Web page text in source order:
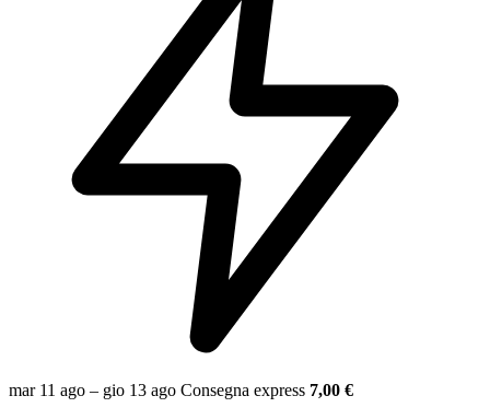
mar 11 ago – gio 13 ago Consegna express 7,00 €